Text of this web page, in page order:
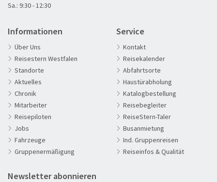
60plus Reisen
Advents-, Weihnachts- & Silvesterreisen
Aktivreisen
Clubreisen
Deutschland erleben
Winter Tirol
©eafoto.at - stock.adobe.com
Sa.: 9:30 - 12:30
Informationen
Über Uns
Reisestern Westfalen
Standorte
Aktuelles
Chronik
Mitarbeiter
Reisepiloten
Jobs
Fahrzeuge
Gruppenermäßigung
Service
Kontakt
Reisekalender
Abfahrtsorte
Haustürabholung
Katalogbestellung
Reisebegleiter
ReiseStern-Taler
Busanmietung
Ind. Gruppenreisen
Reiseinfos & Qualität
Newsletter abonnieren